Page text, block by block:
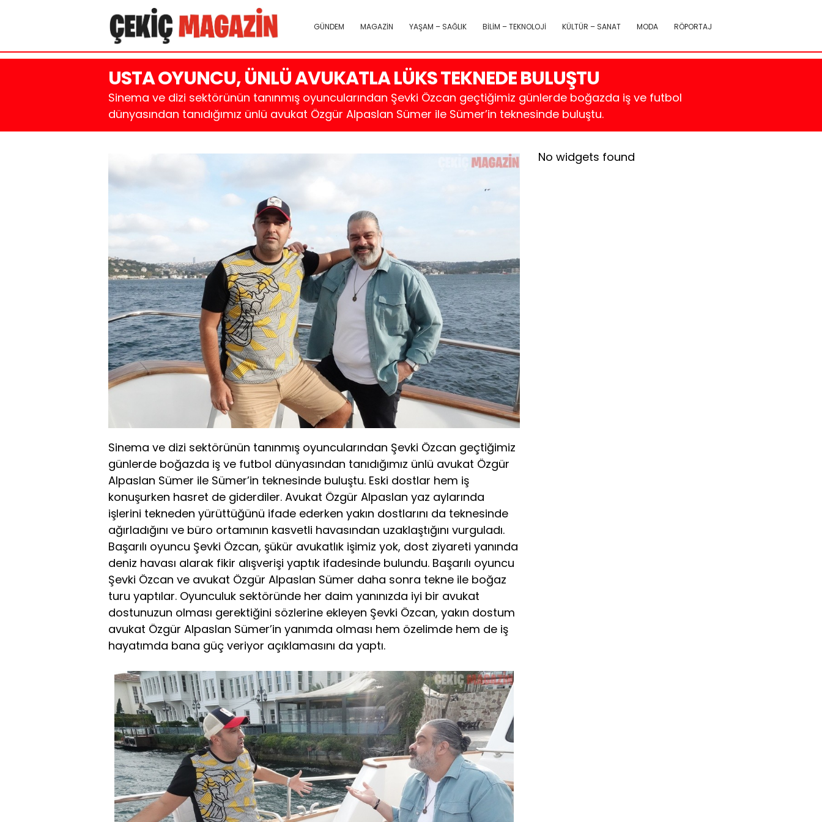
GÜNDEM MAGAZİN YAŞAM – SAĞLIK BİLİM – TEKNOLOJİ KÜLTÜR – SANAT MODA RÖPORTAJ
USTA OYUNCU, ÜNLÜ AVUKATLA LÜKS TEKNEDE BULUŞTU
Sinema ve dizi sektörünün tanınmış oyuncularından Şevki Özcan geçtiğimiz günlerde boğazda iş ve futbol
dünyasından tanıdığımız ünlü avukat Özgür Alpaslan Sümer ile Sümer’in teknesinde buluştu.
Sinema ve dizi sektörünün tanınmış oyuncularından Şevki Özcan geçtiğimiz
günlerde boğazda iş ve futbol dünyasından tanıdığımız ünlü avukat Özgür
Alpaslan Sümer ile Sümer’in teknesinde buluştu. Eski dostlar hem iş
konuşurken hasret de giderdiler. Avukat Özgür Alpaslan yaz aylarında
işlerini tekneden yürüttüğünü ifade ederken yakın dostlarını da teknesinde
ağırladığını ve büro ortamının kasvetli havasından uzaklaştığını vurguladı.
Başarılı oyuncu Şevki Özcan, şükür avukatlık işimiz yok, dost ziyareti yanında
deniz havası alarak fikir alışverişi yaptık ifadesinde bulundu. Başarılı oyuncu
Şevki Özcan ve avukat Özgür Alpaslan Sümer daha sonra tekne ile boğaz
turu yaptılar. Oyunculuk sektöründe her daim yanınızda iyi bir avukat
dostunuzun olması gerektiğini sözlerine ekleyen Şevki Özcan, yakın dostum
avukat Özgür Alpaslan Sümer’in yanımda olması hem özelimde hem de iş
hayatımda bana güç veriyor açıklamasını da yaptı.
No widgets found